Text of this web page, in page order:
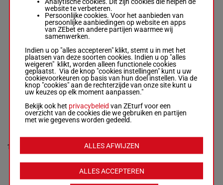
Box: 8 -R/4 -
RONACORONA
Adrian A. Ramos
Daniel A. Cano
Box: 9 -R/4 -
56.5 kg
4p (24) 2p 9p 6p
R/456.5
kg
4p (24)
2p 9p 6p
7p
9
10
PATRIOTS
Saenz-Jose
DeHerrera
Box: 10 -H/4 -
56.5
kg
5p 3p 4p
2p 5p
10
website te verbeteren.
Persoonlijke cookies. Voor het aanbieden van
persoonlijke aanbiedingen op website en apps
van ZEbet en andere partijen waarmee wij
samenwerken.
Indien u op "alles accepteren" klikt, stemt u in met het
plaatsen van deze soorten cookies. Indien u op "alles
weigeren" klikt, worden alleen functionele cookies
geplaatst. Via de knop "cookies instellingen" kunt u uw
cookievoorkeuren op basis van hun doel instellen. Via de
knop "cookies" aan de rechterzijde van onze site kunt u
uw keuzes op elk moment aanpassen."
Bekijk ook het privacybeleid van ZEturf voor een
overzicht van de cookies die we gebruiken en partijen
met wie gegevens worden gedeeld.
ALLES ACCEPTEREN
ALLES AFWIJZEN